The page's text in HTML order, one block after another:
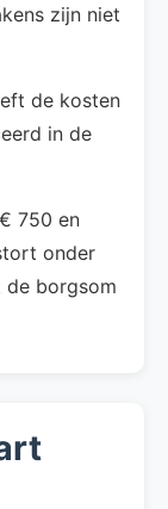
zijn niet
de kosten
in de
750 en
onder
de borgsom